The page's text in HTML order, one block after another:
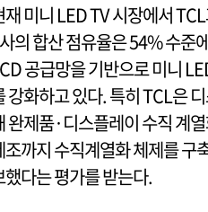
재 미니 LED TV 시장에서
의 합산 점유율은 54% 수준
공급망을 기반으로 미니
강화하고 있다. 특히 TCL은
완제품·디스플레이 수직 계
조까지 수직계열화 체제를 구
했다는 평가를 받는다.